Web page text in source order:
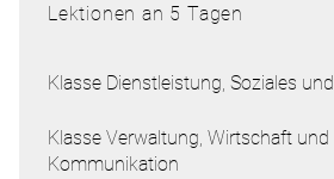
Lektionen an 5 Tagen
Klasse Dienstleistung, Soziales
Klasse Verwaltung, Wirtschaft und
Kommunikation